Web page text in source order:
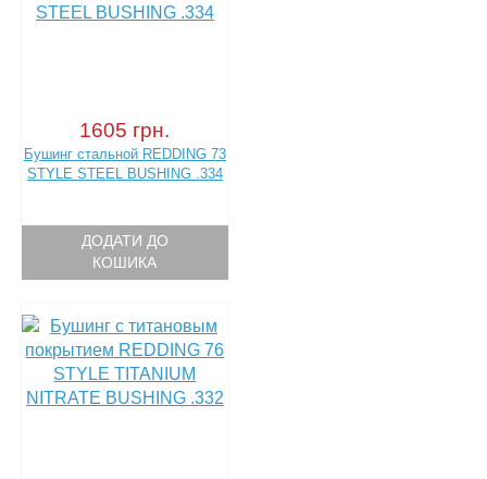
1605 грн.
Бушинг стальной REDDING 73
STYLE STEEL BUSHING .334
ДОДАТИ ДО
КОШИКА